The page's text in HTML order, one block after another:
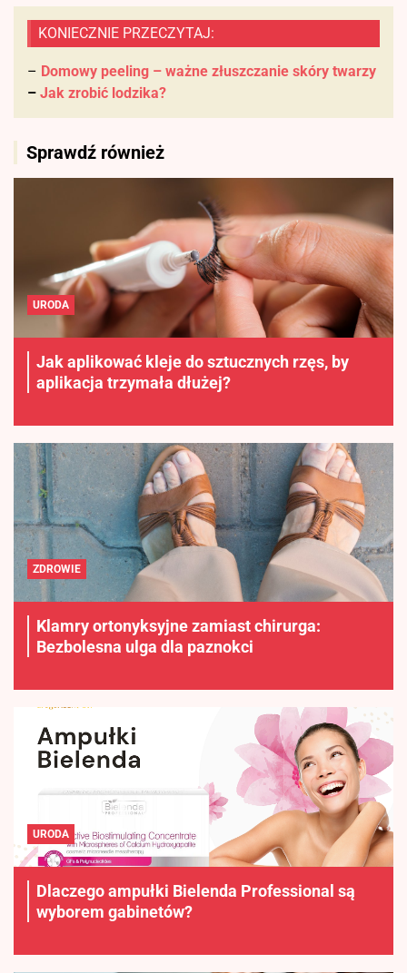
KONIECZNIE PRZECZYTAJ:
– Domowy peeling – ważne złuszczanie skóry twarzy
– Jak zrobić lodzika?
Sprawdź również
URODA
Jak aplikować kleje do sztucznych rzęs, by
aplikacja trzymała dłużej?
ZDROWIE
Klamry ortonyksyjne zamiast chirurga:
Bezbolesna ulga dla paznokci
URODA
Dlaczego ampułki Bielenda Professional są
wyborem gabinetów?